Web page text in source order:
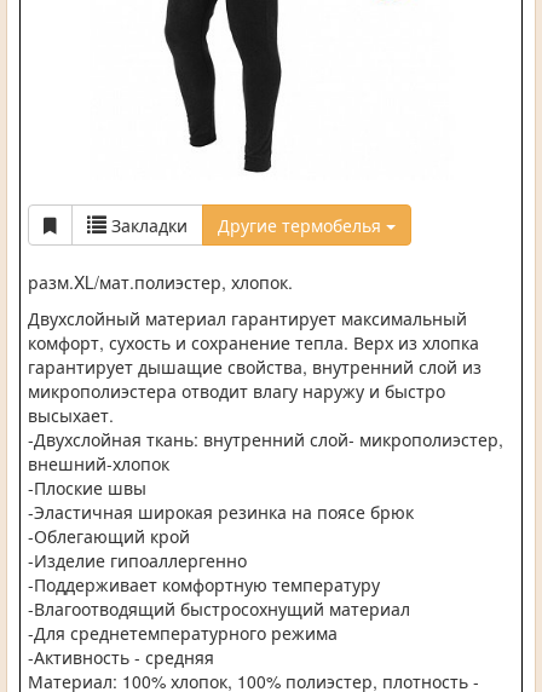
Закладки Другие термобелья
разм.XL/мат.полиэстер, хлопок.
Двухслойный материал гарантирует максимальный
комфорт, сухость и сохранение тепла. Верх из хлопка
гарантирует дышащие свойства, внутренний слой из
микрополиэстера отводит влагу наружу и быстро
высыхает.
-Двухслойная ткань: внутренний слой- микрополиэстер,
внешний-хлопок
-Плоские швы
-Эластичная широкая резинка на поясе брюк
-Облегающий крой
-Изделие гипоаллергенно
-Поддерживает комфортную температуру
-Влагоотводящий быстросохнущий материал
-Для среднетемпературного режима
-Активность - средняя
Материал: 100% хлопок, 100% полиэстер, плотность -